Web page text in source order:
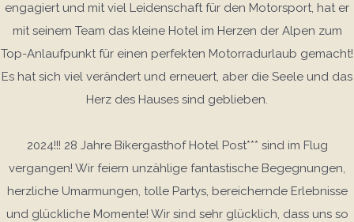
engagiert und mit viel Leidenschaft für den Motorsport, hat er
mit seinem Team das kleine Hotel im Herzen der Alpen zum
Top-Anlaufpunkt für einen perfekten Motorradurlaub gemacht!
Es hat sich viel verändert und erneuert, aber die Seele und das
Herz des Hauses sind geblieben.
2024!!! 28 Jahre Bikergasthof Hotel Post*** sind im Flug
vergangen! Wir feiern unzählige fantastische Begegnungen,
herzliche Umarmungen, tolle Partys, bereichernde Erlebnisse
und glückliche Momente! Wir sind sehr glücklich, dass uns so